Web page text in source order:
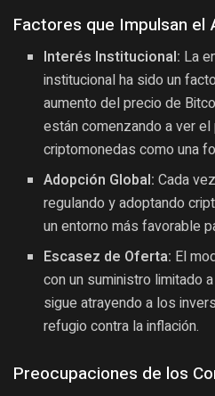
Factores que Impulsan el
Interés Institucional: La
institucional ha sido un
aumento del precio de
están comenzando a ver
criptomonedas como una
Adopción Global: Cada
regulando y adoptando
un entorno más favorable
Escasez de Oferta: El
con un suministro limitado
sigue atrayendo a los
refugio contra la inflación.
Preocupaciones de los